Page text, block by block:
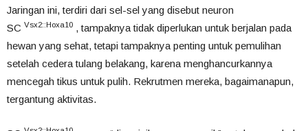
Jaringan ini, terdiri dari sel-sel yang disebut neuron
SC Vsx2::Hoxa10 , tampaknya tidak diperlukan untuk berjalan pada
hewan yang sehat, tetapi tampaknya penting untuk pemulihan
setelah cedera tulang belakang, karena menghancurkannya
mencegah tikus untuk pulih. Rekrutmen mereka, bagaimanapun,
tergantung aktivitas.